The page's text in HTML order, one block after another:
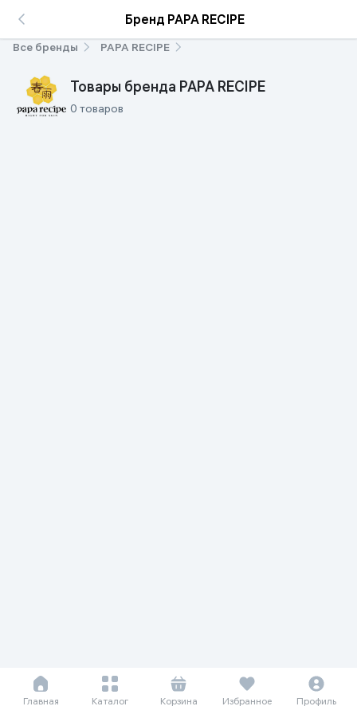
Бренд PAPA RECIPE
Все бренды PAPA RECIPE
Товары бренда PAPA RECIPE
0 товаров
Главная Каталог Корзина Избранное Профиль